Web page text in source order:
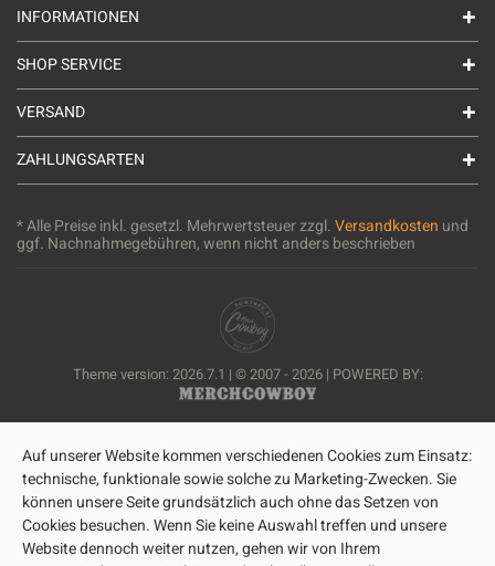
INFORMATIONEN
SHOP SERVICE
VERSAND
ZAHLUNGSARTEN
* Alle Preise inkl. gesetzl. Mehrwertsteuer zzgl.Versandkosten und
ggf. Nachnahmegebühren, wenn nicht anders beschrieben
Theme version: 2026.7.1 | © 2007 - 2026 | POWERED BY:
Auf unserer Website kommen verschiedenen Cookies zum Einsatz:
technische, funktionale sowie solche zu Marketing-Zwecken. Sie
können unsere Seite grundsätzlich auch ohne das Setzen von
Cookies besuchen. Wenn Sie keine Auswahl treffen und unsere
Website dennoch weiter nutzen, gehen wir von Ihrem